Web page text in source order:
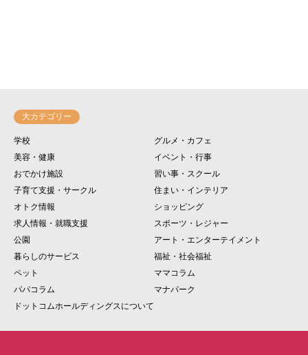
大カテゴリー
学校
グルメ・カフェ
美容・健康
イベント・行事
おでかけ施設
習い事・スクール
子育て支援・サークル
住まい・インテリア
オトク情報
ショッピング
求人情報・就職支援
スポーツ・レジャー
公園
アート・エンターテイメント
暮らしのサービス
福祉・社会福祉
ペット
ママコラム
パパコラム
マナパーク
ドットコムホールディングスについて